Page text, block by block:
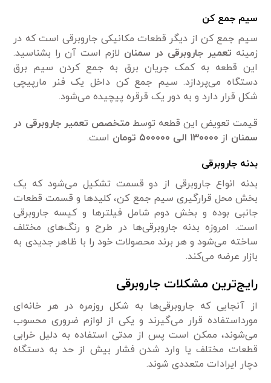
سیم جمع کن
سیم جمع کن از دیگر قطعات مکانیکی جاروبرقی است که در
زمینه تعمیر جاروبرقی در سمنان لازم است آن‌ را بشناسید.
این قطعه به کمک جریان برق به جمع کردن سیم برق
دستگاه می‌پردازد. سیم جمع کن داخل یک فنر مارپیچی
شکل قرار دارد و به دور یک قرقره پیچیده می‌شود.
قیمت تعویض این قطعه توسطمتخصص تعمیر جاروبرقی در
سمنان از ۱۳۰۰۰۰ الی ۵۰۰۰۰۰ تومان
است.
بدنه جاروبرقی
بدنه انواع جاروبرقی از دو قسمت تشکیل می‌شود که یک
بخش محل قرارگیری سیم جمع کن، کلید‌ها و قسمت قطعات
جانبی بوده و بخش دوم شامل فیلتر‌ها و کیسه جاروبرقی
است. امروزه بدنه جاروبرقی‌ها در طرح و رنگ‌های مختلف
ساخته می‌شود و هر برند محصولات خود را با ظاهر جدیدی به
بازار عرضه می‌کند.
رایج‌ترین مشکلات جاروبرقی
از آنجایی که جاروبرقی‌ها به شکل روزمره در هر خانه‌ای
مورداستفاده قرار می‌گیرند و یکی از لوازم ضروری محسوب
می‌شوند، ممکن است پس از مدتی استفاده به دلیل خرابی
قطعات مختلف یا وارد شدن فشار بیش از حد به دستگاه
دچار ایرادات متعددی شوند.